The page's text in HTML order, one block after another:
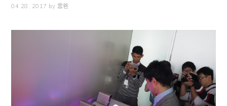
04 28, 2017 by 雲爸